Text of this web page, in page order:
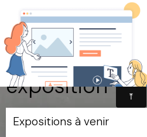
exposition
Expositions à venir